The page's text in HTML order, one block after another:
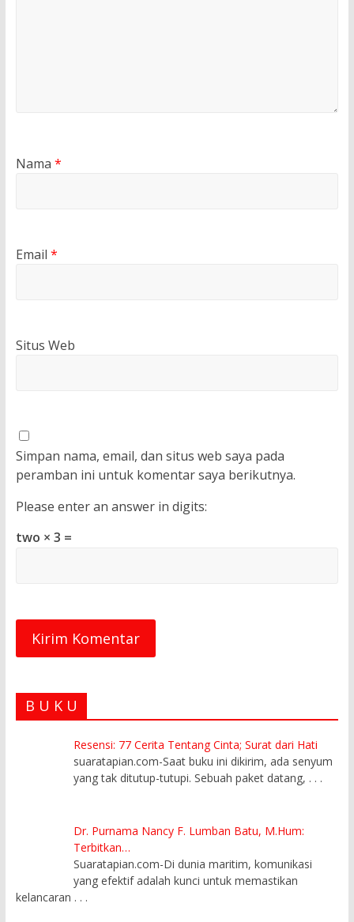
Nama *
Email *
Situs Web
Simpan nama, email, dan situs web saya pada
peramban ini untuk komentar saya berikutnya.
Please enter an answer in digits:
two × 3 =
B U K U
Resensi: 77 Cerita Tentang Cinta; Surat dari Hati
suaratapian.com-Saat buku ini dikirim, ada senyum
yang tak ditutup-tutupi. Sebuah paket datang, . . .
Dr. Purnama Nancy F. Lumban Batu, M.Hum:
Terbitkan…
Suaratapian.com-Di dunia maritim, komunikasi
yang efektif adalah kunci untuk memastikan
kelancaran . . .